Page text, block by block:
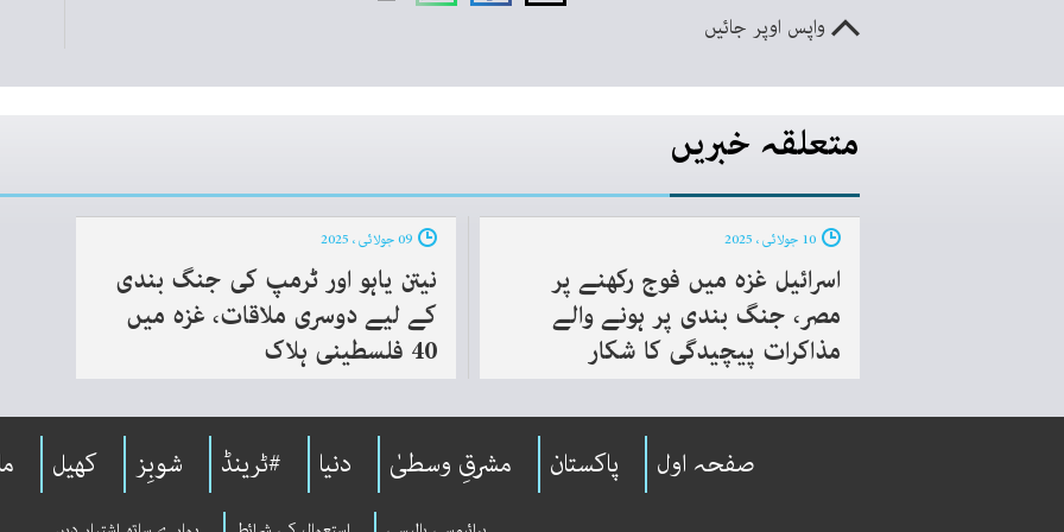
واپس اوپر جائیں
متعلقہ خبریں
اسرائیل غزہ میں فوج رکھنے پر
مصر، جنگ بندی پر ہونے والے
مذاکرات پیچیدگی کا شکار
نیتن یاہو اور ٹرمپ کی جنگ بندی
کے لیے دوسری ملاقات، غزہ میں
40 فلسطینی ہلاک
صفحہ اول پاکستان مشرقِ وسطیٰ دنیا #ٹرینڈ شوبِز کھیل